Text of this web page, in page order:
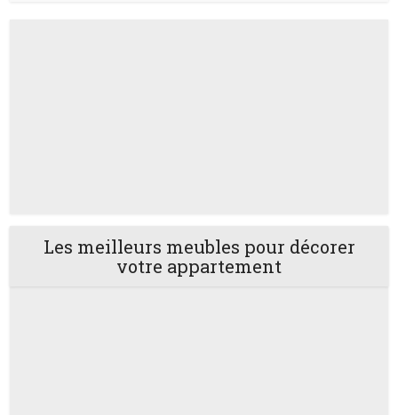
Les meilleurs meubles pour décorer
votre appartement